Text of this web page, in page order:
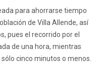
para ahorrarse tiempo
de Villa Allende, así
pues el recorrido por el
de una hora, mientras
cinco minutos o menos.